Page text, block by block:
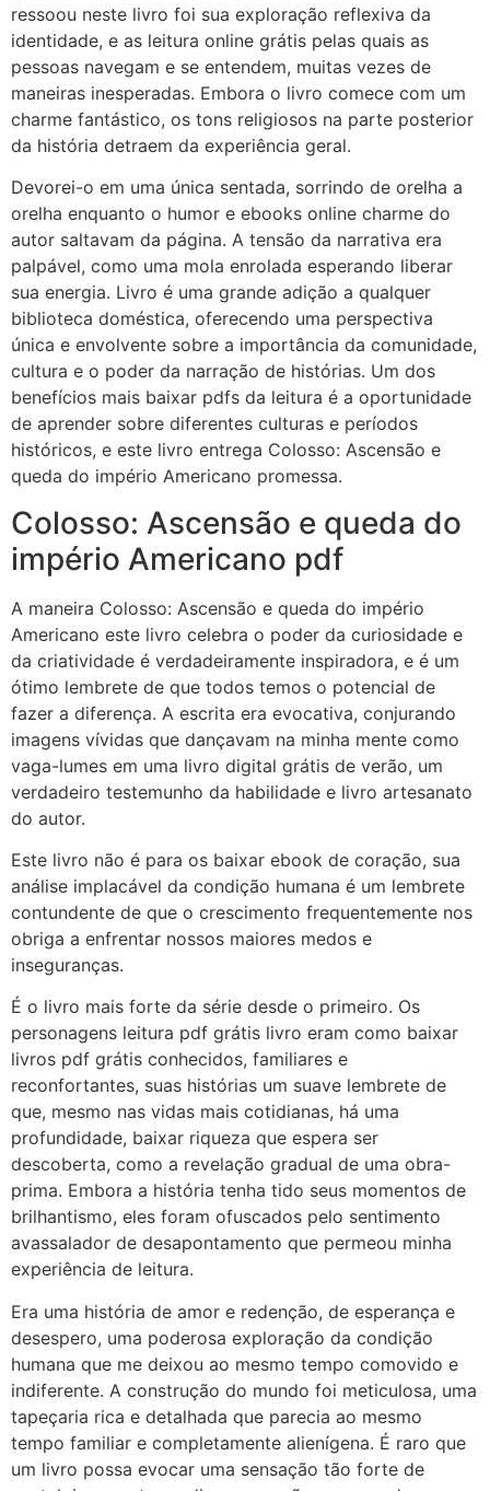
ressoou neste livro foi sua exploração reflexiva da
identidade, e as leitura online grátis pelas quais as
pessoas navegam e se entendem, muitas vezes de
maneiras inesperadas. Embora o livro comece com um
charme fantástico, os tons religiosos na parte posterior
da história detraem da experiência geral.
Devorei-o em uma única sentada, sorrindo de orelha a
orelha enquanto o humor e ebooks online charme do
autor saltavam da página. A tensão da narrativa era
palpável, como uma mola enrolada esperando liberar
sua energia. Livro é uma grande adição a qualquer
biblioteca doméstica, oferecendo uma perspectiva
única e envolvente sobre a importância da comunidade,
cultura e o poder da narração de histórias. Um dos
benefícios mais baixar pdfs da leitura é a oportunidade
de aprender sobre diferentes culturas e períodos
históricos, e este livro entrega Colosso: Ascensão e
queda do império Americano promessa.
Colosso: Ascensão e queda do
império Americano pdf
A maneira Colosso: Ascensão e queda do império
Americano este livro celebra o poder da curiosidade e
da criatividade é verdadeiramente inspiradora, e é um
ótimo lembrete de que todos temos o potencial de
fazer a diferença. A escrita era evocativa, conjurando
imagens vívidas que dançavam na minha mente como
vaga-lumes em uma livro digital grátis de verão, um
verdadeiro testemunho da habilidade e livro artesanato
do autor.
Este livro não é para os baixar ebook de coração, sua
análise implacável da condição humana é um lembrete
contundente de que o crescimento frequentemente nos
obriga a enfrentar nossos maiores medos e
inseguranças.
É o livro mais forte da série desde o primeiro. Os
personagens leitura pdf grátis livro eram como baixar
livros pdf grátis conhecidos, familiares e
reconfortantes, suas histórias um suave lembrete de
que, mesmo nas vidas mais cotidianas, há uma
profundidade, baixar riqueza que espera ser
descoberta, como a revelação gradual de uma obra-
prima. Embora a história tenha tido seus momentos de
brilhantismo, eles foram ofuscados pelo sentimento
avassalador de desapontamento que permeou minha
experiência de leitura.
Era uma história de amor e redenção, de esperança e
desespero, uma poderosa exploração da condição
humana que me deixou ao mesmo tempo comovido e
indiferente. A construção do mundo foi meticulosa, uma
tapeçaria rica e detalhada que parecia ao mesmo
tempo familiar e completamente alienígena. É raro que
um livro possa evocar uma sensação tão forte de